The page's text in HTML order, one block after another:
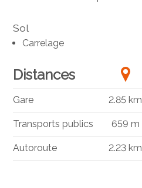
Sol
Carrelage
Distances
Gare 2.85 km
Transports publics 659 m
Autoroute 2.23 km